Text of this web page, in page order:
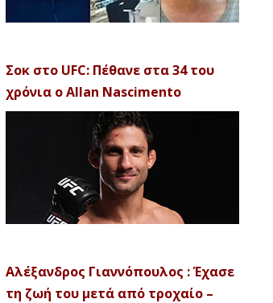
Σοκ στο UFC: Πέθανε στα 34 του
χρόνια ο Allan Nascimento
Αλέξανδρος Γιαννόπουλος : Έχασε
τη ζωή του μετά από τροχαίο –